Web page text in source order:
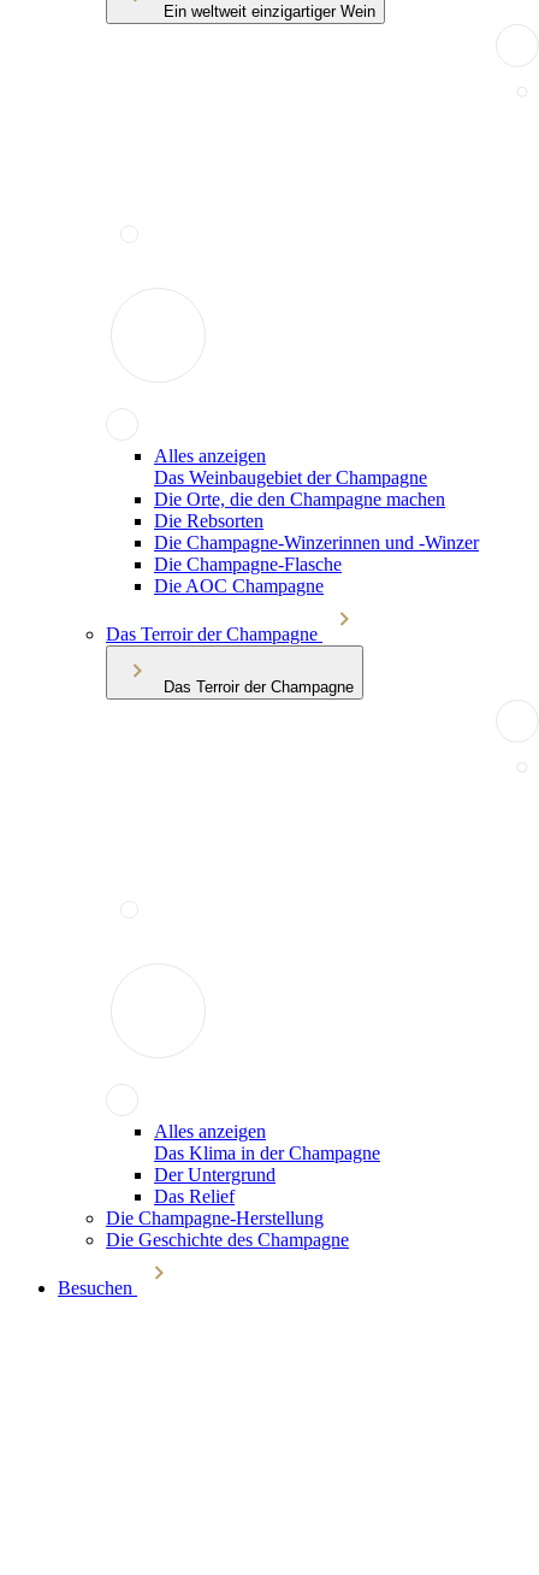
Ein weltweit einzigartiger Wein
Alles anzeigen
Das Weinbaugebiet der Champagne
Die Orte, die den Champagne machen
Die Rebsorten
Die Champagne-Winzerinnen und -Winzer
Die Champagne-Flasche
Die AOC Champagne
Das Terroir der Champagne
Das Terroir der Champagne
Alles anzeigen
Das Klima in der Champagne
Der Untergrund
Das Relief
Die Champagne-Herstellung
Die Geschichte des Champagne
Besuchen